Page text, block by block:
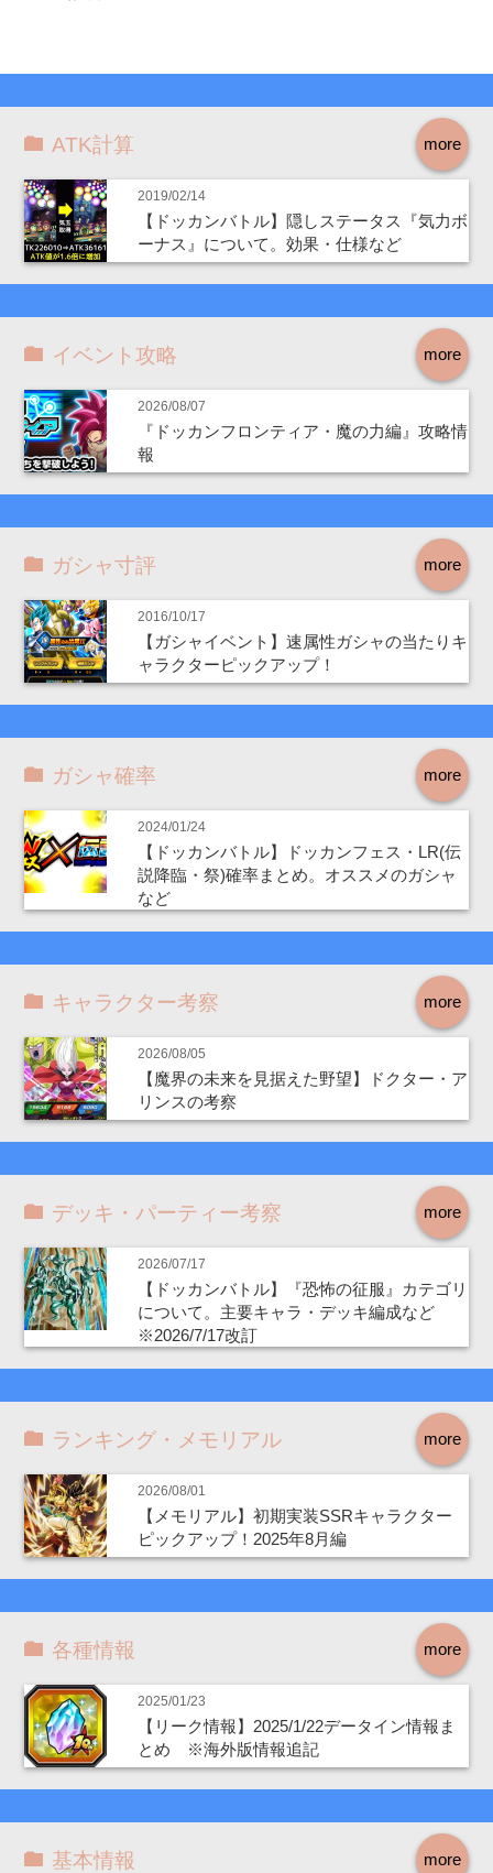
more
ATK計算
2019/02/14
【ドッカンバトル】隠しステータス『気力ボ
ーナス』について。効果・仕様など
more
イベント攻略
2026/08/07
『ドッカンフロンティア・魔の力編』攻略情
報
more
ガシャ寸評
2016/10/17
【ガシャイベント】速属性ガシャの当たりキ
ャラクターピックアップ！
more
ガシャ確率
2024/01/24
【ドッカンバトル】ドッカンフェス・LR(伝
説降臨・祭)確率まとめ。オススメのガシャ
など
more
キャラクター考察
2026/08/05
【魔界の未来を見据えた野望】ドクター・ア
リンスの考察
more
デッキ・パーティー考察
2026/07/17
【ドッカンバトル】『恐怖の征服』カテゴリ
について。主要キャラ・デッキ編成など
※2026/7/17改訂
more
ランキング・メモリアル
2026/08/01
【メモリアル】初期実装SSRキャラクター
ピックアップ！2025年8月編
more
各種情報
2025/01/23
【リーク情報】2025/1/22データイン情報ま
とめ ※海外版情報追記
more
基本情報